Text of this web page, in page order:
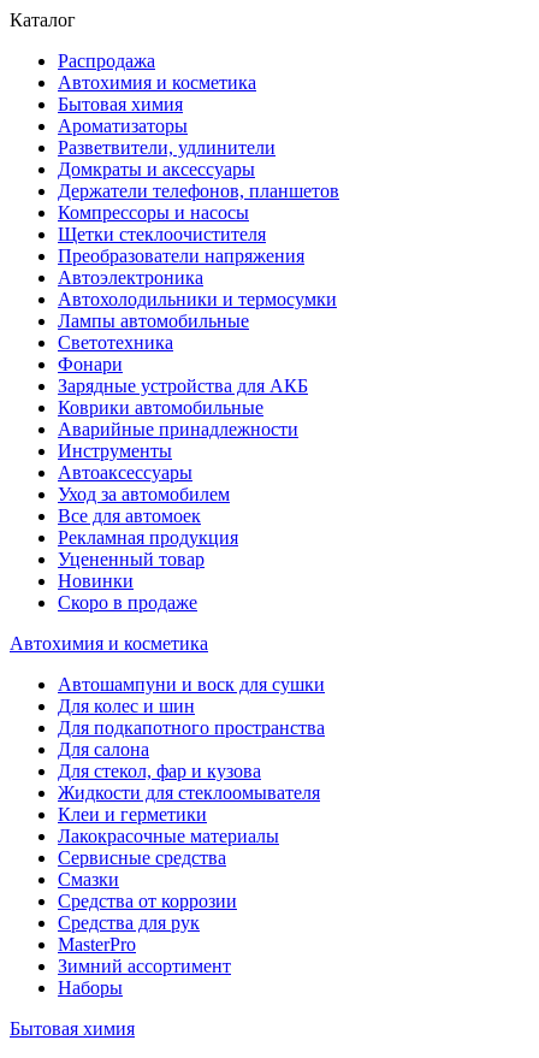
Каталог
Распродажа
Автохимия и косметика
Бытовая химия
Ароматизаторы
Разветвители, удлинители
Домкраты и аксессуары
Держатели телефонов, планшетов
Компрессоры и насосы
Щетки стеклоочистителя
Преобразователи напряжения
Автоэлектроника
Автохолодильники и термосумки
Лампы автомобильные
Светотехника
Фонари
Зарядные устройства для АКБ
Коврики автомобильные
Аварийные принадлежности
Инструменты
Автоаксессуары
Уход за автомобилем
Все для автомоек
Рекламная продукция
Уцененный товар
Новинки
Скоро в продаже
Автохимия и косметика
Автошампуни и воск для сушки
Для колес и шин
Для подкапотного пространства
Для салона
Для стекол, фар и кузова
Жидкости для стеклоомывателя
Клеи и герметики
Лакокрасочные материалы
Сервисные средства
Смазки
Средства от коррозии
Средства для рук
MasterPro
Зимний ассортимент
Наборы
Бытовая химия